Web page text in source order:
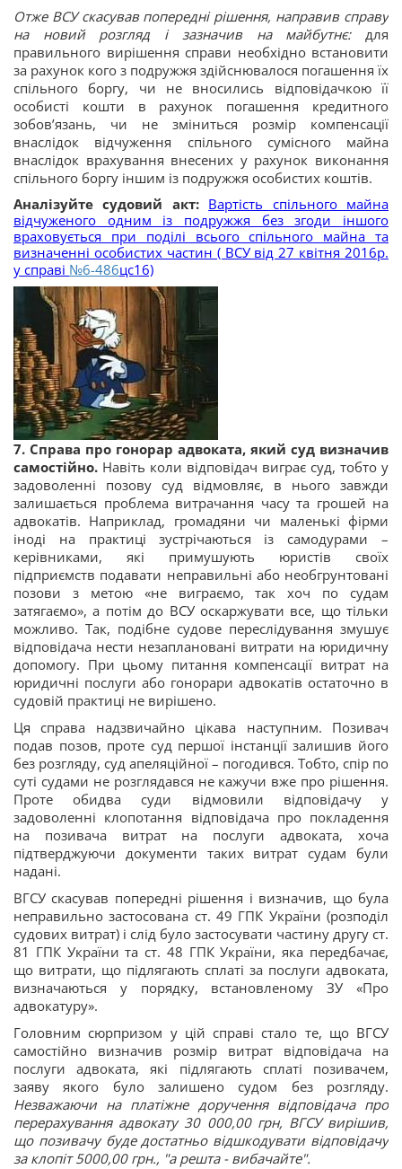
Отже ВСУ скасував попередні рішення, направив справу
на новий розгляд і зазначив на майбутнє:для
правильного вирішення справи необхідно встановити
за рахунок кого з подружжя здійснювалося погашення їх
спільного боргу, чи не вносились відповідачкою її
особисті кошти в рахунок погашення кредитного
зобов’язань, чи не зміниться розмір компенсації
внаслідок відчуження спільного сумісного майна
внаслідок врахування внесених у рахунок виконання
спільного боргу іншим із подружжя особистих коштів.
Аналізуйте судовий акт: Вартість спільного майна
відчуженого одним із подружжя без згоди іншого
враховується при поділі всього спільного майна та
визначенні особистих частин ( ВСУ від 27 квітня 2016р.
у справі №6-486цс16)
7. Справа про гонорар адвоката, який суд визначив
самостійно. Навіть коли відповідач виграє суд, тобто у
задоволенні позову суд відмовляє, в нього завжди
залишається проблема витрачання часу та грошей на
адвокатів. Наприклад, громадяни чи маленькі фірми
іноді на практиці зустрічаються із самодурами –
керівниками, які примушують юристів своїх
підприємств подавати неправильні або необгрунтовані
позови з метою «не виграємо, так хоч по судам
затягаємо», а потім до ВСУ оскаржувати все, що тільки
можливо. Так, подібне судове переслідування змушує
відповідача нести незаплановані витрати на юридичну
допомогу. При цьому питання компенсації витрат на
юридичні послуги або гонорари адвокатів остаточно в
судовій практиці не вирішено.
Ця справа надзвичайно цікава наступним. Позивач
подав позов, проте суд першої інстанції залишив його
без розгляду, суд апеляційної – погодився. Тобто, спір по
суті судами не розглядався не кажучи вже про рішення.
Проте обидва суди відмовили відповідачу у
задоволенні клопотання відповідача про покладення
на позивача витрат на послуги адвоката, хоча
підтверджуючи документи таких витрат судам були
надані.
ВГСУ скасував попередні рішення і визначив, що була
неправильно застосована ст. 49 ГПК України (розподіл
судових витрат) і слід було застосувати частину другу ст.
81 ГПК України та ст. 48 ГПК України, яка передбачає,
що витрати, що підлягають сплаті за послуги адвоката,
визначаються у порядку, встановленому ЗУ «Про
адвокатуру».
Головним сюрпризом у цій справі стало те, що ВГСУ
самостійно визначив розмір витрат відповідача на
послуги адвоката, які підлягають сплаті позивачем,
заяву якого було залишено судом без розгляду.
Незважаючи на платіжне доручення відповідача про
перерахування адвокату 30 000,00 грн, ВГСУ вирішив,
що позивачу буде достатньо відшкодувати відповідачу
за клопіт 5000,00 грн., "а решта - вибачайте".